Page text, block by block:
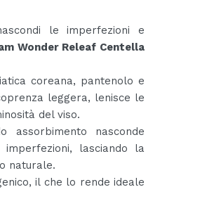
le imperfezioni e
Wonder Releaf Centella
coreana, pantenolo e
leggera, lenisce le
del viso.
nasconde
lasciando la
naturale.
il che lo rende ideale